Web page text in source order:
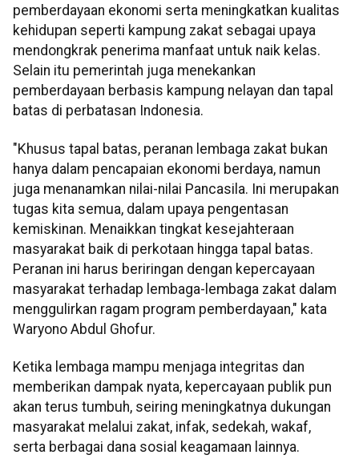
pemberdayaan ekonomi serta meningkatkan kualitas
kehidupan seperti kampung zakat sebagai upaya
mendongkrak penerima manfaat untuk naik kelas.
Selain itu pemerintah juga menekankan
pemberdayaan berbasis kampung nelayan dan tapal
batas di perbatasan Indonesia.
"Khusus tapal batas, peranan lembaga zakat bukan
hanya dalam pencapaian ekonomi berdaya, namun
juga menanamkan nilai-nilai Pancasila. Ini merupakan
tugas kita semua, dalam upaya pengentasan
kemiskinan. Menaikkan tingkat kesejahteraan
masyarakat baik di perkotaan hingga tapal batas.
Peranan ini harus beriringan dengan kepercayaan
masyarakat terhadap lembaga-lembaga zakat dalam
menggulirkan ragam program pemberdayaan," kata
Waryono Abdul Ghofur.
Ketika lembaga mampu menjaga integritas dan
memberikan dampak nyata, kepercayaan publik pun
akan terus tumbuh, seiring meningkatnya dukungan
masyarakat melalui zakat, infak, sedekah, wakaf,
serta berbagai dana sosial keagamaan lainnya.